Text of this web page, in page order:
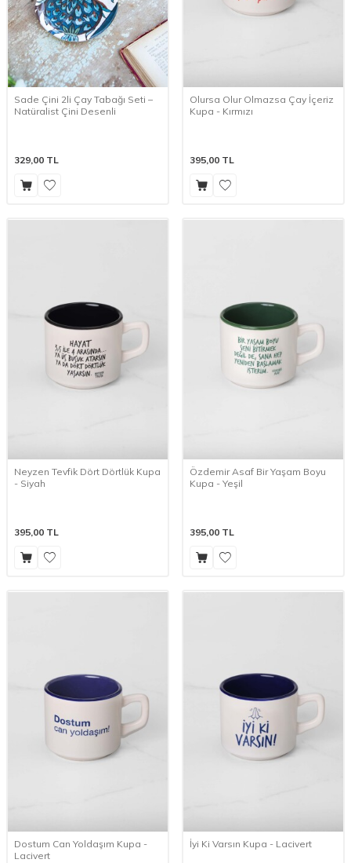
Sade Çini 2li Çay Tabağı Seti –
Natüralist Çini Desenli
329,00 TL
Olursa Olur Olmazsa Çay İçeriz
Kupa - Kırmızı
395,00 TL
Neyzen Tevfik Dört Dörtlük Kupa
- Siyah
395,00 TL
Özdemir Asaf Bir Yaşam Boyu
Kupa - Yeşil
395,00 TL
Dostum Can Yoldaşım Kupa -
Lacivert
İyi Ki Varsın Kupa - Lacivert